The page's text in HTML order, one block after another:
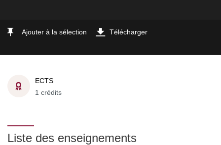
Ajouter à la sélection Télécharger
ECTS
1 crédits
Liste des enseignements